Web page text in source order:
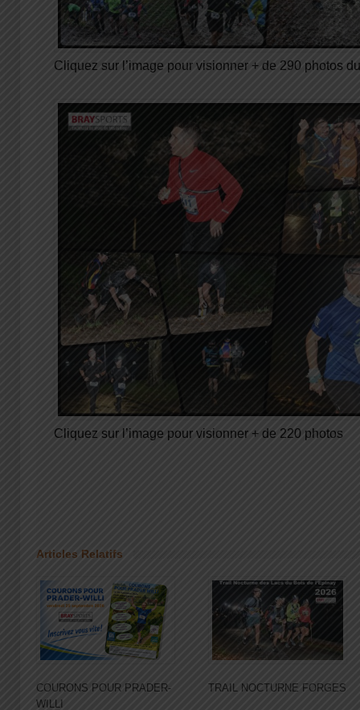
Cliquez sur l’image pour visionner + de 290 photos
Cliquez sur l’image pour visionner + de 220 photos
Articles Relatifs
COURONS POUR PRADER-
WILLI
TRAIL NOCTURNE FORGES